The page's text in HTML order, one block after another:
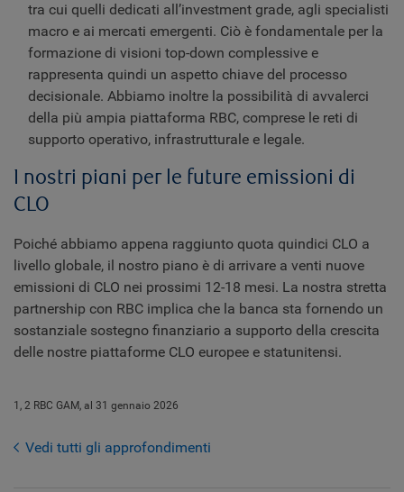
tra cui quelli dedicati all’investment grade, agli specialisti
macro e ai mercati emergenti. Ciò è fondamentale per la
formazione di visioni top-down complessive e
rappresenta quindi un aspetto chiave del processo
decisionale. Abbiamo inoltre la possibilità di avvalerci
della più ampia piattaforma RBC, comprese le reti di
supporto operativo, infrastrutturale e legale.
I nostri piani per le future emissioni di
CLO
Poiché abbiamo appena raggiunto quota quindici CLO a
livello globale, il nostro piano è di arrivare a venti nuove
emissioni di CLO nei prossimi 12-18 mesi. La nostra stretta
partnership con RBC implica che la banca sta fornendo un
sostanziale sostegno finanziario a supporto della crescita
delle nostre piattaforme CLO europee e statunitensi.
1, 2 RBC GAM, al 31 gennaio 2026
Vedi tutti gli approfondimenti